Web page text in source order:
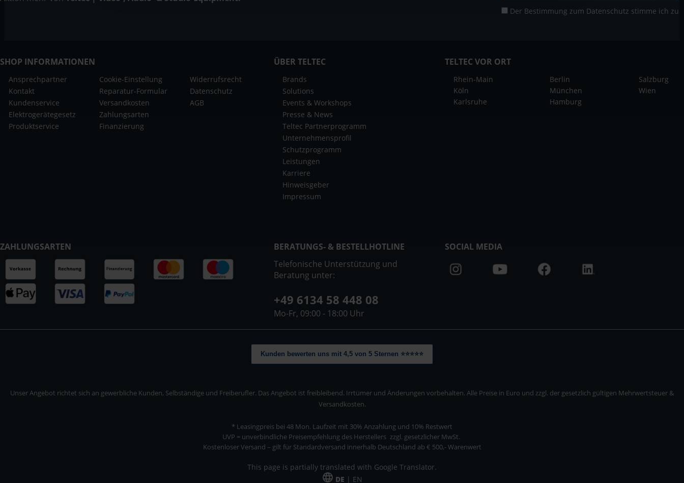
Der Bestimmung zum Datenschutz stimme ich zu
SHOP INFORMATIONEN
Ansprechpartner
Kontakt
Kundenservice
Elektrogerätegesetz
Produktservice
Cookie-Einstellung
Reparatur-Formular
Versandkosten
Zahlungsarten
Finanzierung
Widerrufsrecht
Datenschutz
AGB
ÜBER TELTEC
Brands
Solutions
Events & Workshops
Presse & News
Teltec Partnerprogramm
Unternehmensprofil
Schutzprogramm
Leistungen
Karriere
Hinweisgeber
Impressum
TELTEC VOR ORT
Rhein-Main
Köln
Karlsruhe
Berlin
München
Hamburg
Salzburg
Wien
ZAHLUNGSARTEN
BERATUNGS- & BESTELLHOTLINE
Telefonische Unterstützung und
Beratung unter:
+49 6134 58 448 08
Mo-Fr, 09:00 - 18:00 Uhr
SOCIAL MEDIA
Kunden bewerten uns mit 4,5 von 5 Sternen ⭐⭐⭐⭐⭐
Unser Angebot richtet sich an gewerbliche Kunden, Selbständige und Freiberufler. Das Angebot ist freibleibend. Irrtümer und Änderungen vorbehalten. Alle Preise in Euro und zzgl. der gesetzlich gültigen Mehrwertsteuer &
Versandkosten.
* Leasingpreis bei 48 Mon. Laufzeit mit 30% Anzahlung und 10% Restwert
UVP = unverbindliche Preisempfehlung des Herstellers zzgl. gesetzlicher MwSt.
Kostenloser Versand – gilt für Standardversand innerhalb Deutschland ab € 500,- Warenwert
This page is partially translated with Google Translator.
DE | EN